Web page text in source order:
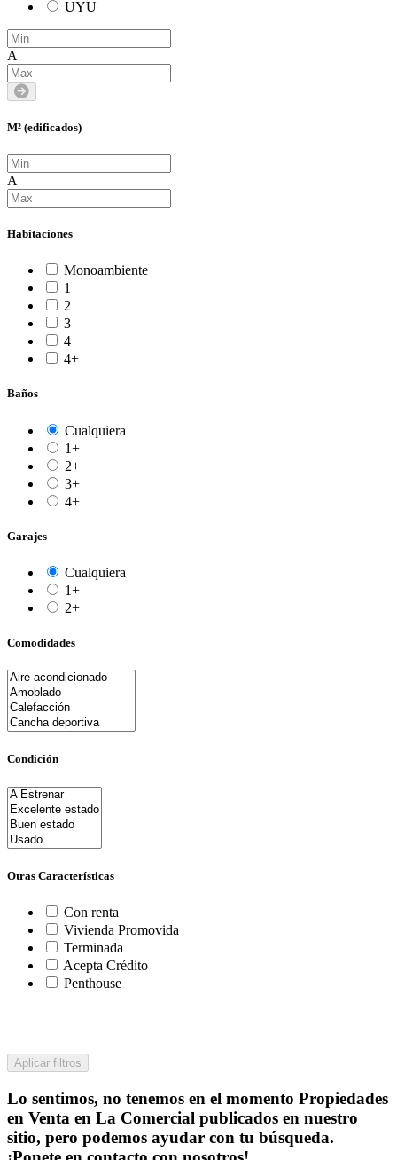
UYU
A
M² (edificados)
A
Habitaciones
Monoambiente
1
2
3
4
4+
Baños
Cualquiera
1+
2+
3+
4+
Garajes
Cualquiera
1+
2+
Comodidades
Condición
Otras Características
Con renta
Vivienda Promovida
Terminada
Acepta Crédito
Penthouse
Aplicar filtros
Lo sentimos, no tenemos en el momento Propiedades
en Venta en La Comercial publicados en nuestro
sitio, pero podemos ayudar con tu búsqueda.